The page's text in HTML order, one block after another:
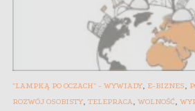
"LAMPKĄ PO OCZACH" - WYWIADY, E-BIZNES
ROZWÓJ OSOBISTY, TELEPRACA WOLNOŚĆ